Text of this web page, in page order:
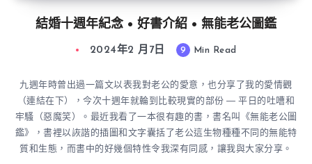
結婚十週年紀念 • 好書介紹 • 無能老公圖鑑
2024年2 月7日 9 Min Read
九週年時曾出過一篇文以表我對老公的愛意，也分享了我的愛情觀
（連結在下），今次十週年就輪到比較現實的部份 — 平日的吐嘈和
牢騷（惡魔笑）。最近我看了一本很有趣的書，書名叫《無能老公圖
鑑》，書裡以詼諧的插圖和文字囊括了老公這生物種種不同的無能特
質和生態，而書中的好幾個特性令我深有同感，讓我與大家分享。